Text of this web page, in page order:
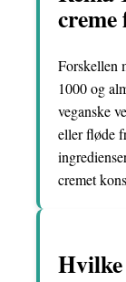
Forskellen
1000 og
veganske
eller fløde
cremet